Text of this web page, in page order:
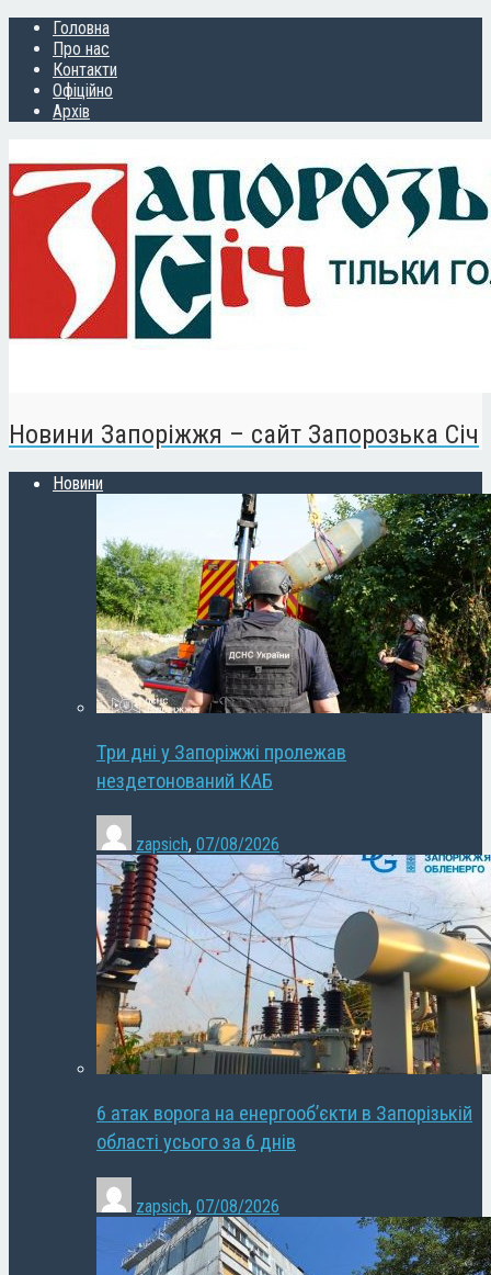
Головна
Про нас
Контакти
Офіційно
Архів
Новини Запоріжжя – сайт Запорозька Січ
Новини
Три дні у Запоріжжі пролежав
нездетонований КАБ
zapsich, 07/08/2026
6 атак ворога на енергооб’єкти в Запорізькій
області усього за 6 днів
zapsich, 07/08/2026